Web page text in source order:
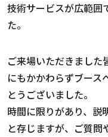
技術サービスが広範囲
た。
ご来場いただきまし
にもかかわらずブース
とうございました。
時間に限りがあり、説
と存じますが、ご質問